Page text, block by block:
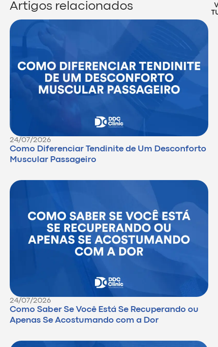
Artigos relacionados
24/07/2026
Como Diferenciar Tendinite de Um Desconforto
Muscular Passageiro
24/07/2026
Como Saber Se Você Está Se Recuperando ou
Apenas Se Acostumando com a Dor